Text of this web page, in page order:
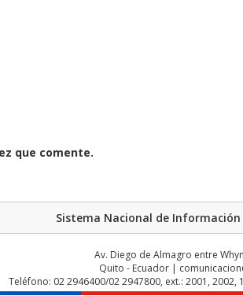
que comente.
Sistema Nacional de Información
Av. Diego de Almagro entre
Quito - Ecuador |
Teléfono: 02 2946400/02 2947800, ext.: 2001, 2002,